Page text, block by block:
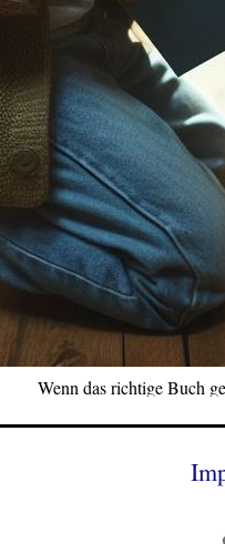
Wenn das richtige Buch